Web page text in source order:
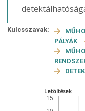
Kulcsszavak:
PÁLYÁK
Letöltések